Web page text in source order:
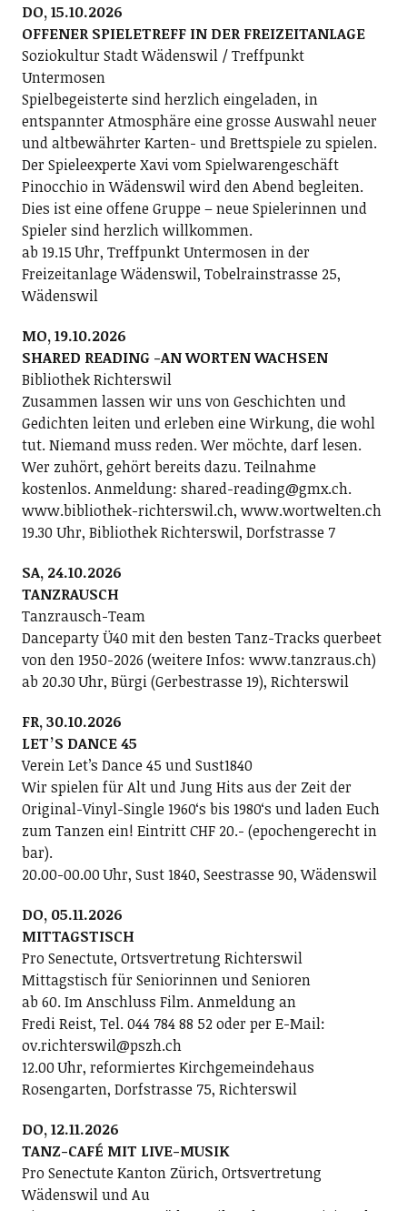
DO, 15.10.2026
OFFENER SPIELETREFF IN DER FREIZEITANLAGE
Soziokultur Stadt Wädenswil / Treffpunkt
Untermosen
Spielbegeisterte sind herzlich eingeladen, in
entspannter Atmosphäre eine grosse Auswahl neuer
und altbewährter Karten- und Brettspiele zu spielen.
Der Spieleexperte Xavi vom Spielwarengeschäft
Pinocchio in Wädenswil wird den Abend begleiten.
Dies ist eine offene Gruppe – neue Spielerinnen und
Spieler sind herzlich willkommen.
ab 19.15 Uhr, Treffpunkt Untermosen in der
Freizeitanlage Wädenswil, Tobelrainstrasse 25,
Wädenswil
MO, 19.10.2026
SHARED READING -AN WORTEN WACHSEN
Bibliothek Richterswil
Zusammen lassen wir uns von Geschichten und
Gedichten leiten und erleben eine Wirkung, die wohl
tut. Niemand muss reden. Wer möchte, darf lesen.
Wer zuhört, gehört bereits dazu. Teilnahme
kostenlos. Anmeldung: shared-reading@gmx.ch.
www.bibliothek-richterswil.ch, www.wortwelten.ch
19.30 Uhr, Bibliothek Richterswil, Dorfstrasse 7
SA, 24.10.2026
TANZRAUSCH
Tanzrausch-Team
Danceparty Ü40 mit den besten Tanz-Tracks querbeet
von den 1950-2026 (weitere Infos: www.tanzraus.ch)
ab 20.30 Uhr, Bürgi (Gerbestrasse 19), Richterswil
FR, 30.10.2026
LETʼS DANCE 45
Verein Letʼs Dance 45 und Sust1840
Wir spielen für Alt und Jung Hits aus der Zeit der
Original-Vinyl-Single 1960ʻs bis 1980ʻs und laden Euch
zum Tanzen ein! Eintritt CHF 20.- (epochengerecht in
bar).
20.00-00.00 Uhr, Sust 1840, Seestrasse 90, Wädenswil
DO, 05.11.2026
MITTAGSTISCH
Pro Senectute, Ortsvertretung Richterswil
Mittagstisch für Seniorinnen und Senioren
ab 60. Im Anschluss Film. Anmeldung an
Fredi Reist, Tel. 044 784 88 52 oder per E-Mail:
ov.richterswil@pszh.ch
12.00 Uhr, reformiertes Kirchgemeindehaus
Rosengarten, Dorfstrasse 75, Richterswil
DO, 12.11.2026
TANZ-CAFÉ MIT LIVE-MUSIK
Pro Senectute Kanton Zürich, Ortsvertretung
Wädenswil und Au